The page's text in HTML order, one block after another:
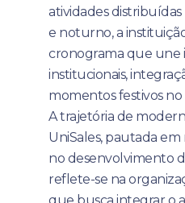
atividades
e noturno, a
cronograma que une
institucionais,
momentos festivos
A trajetória de
UniSales, pautada
no desenvolvimento
reflete-se na